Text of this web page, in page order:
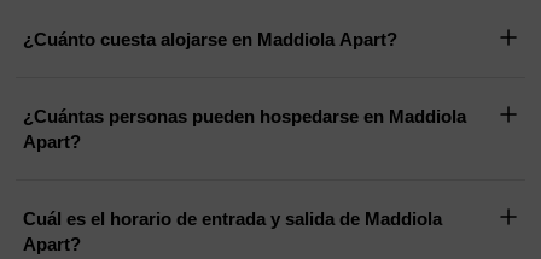
¿Cuánto cuesta alojarse en Maddiola Apart?
¿Cuántas personas pueden hospedarse en Maddiola
Apart?
Cuál es el horario de entrada y salida de Maddiola
Apart?